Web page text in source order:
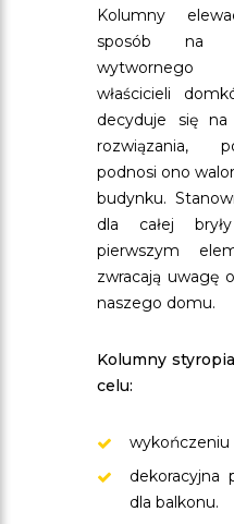
Kolumny
sposób na
wytwornego
właścicieli
decyduje się
rozwiązania,
podnosi ono
budynku.
dla całej
pierwszym
zwracają uwagę
naszego domu.
Kolumny
celu:
wykończeniu
dekoracyjna
dla balkonu.